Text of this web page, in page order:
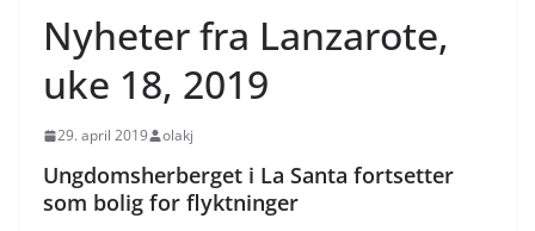
Nyheter fra Lanzarote,
uke 18, 2019
29. april 2019 olakj
Ungdomsherberget i La Santa fortsetter
som bolig for flyktninger